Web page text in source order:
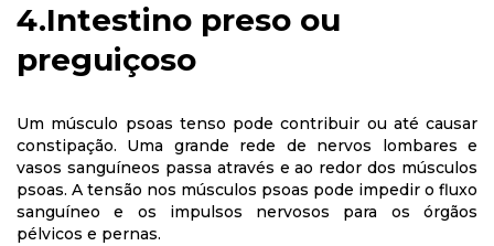
4.Intestino preso ou
preguiçoso
Um músculo psoas tenso pode contribuir ou até causar
constipação. Uma grande rede de nervos lombares e
vasos sanguíneos passa através e ao redor dos músculos
psoas. A tensão nos músculos psoas pode impedir o fluxo
sanguíneo e os impulsos nervosos para os órgãos
pélvicos e pernas.